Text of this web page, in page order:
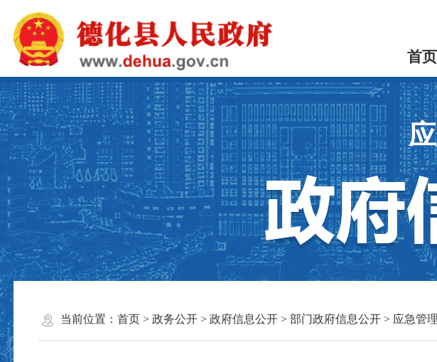
首页
当前位置： 首页> 政务公开> 政府信息公开> 部门政府信息公开> 应急管